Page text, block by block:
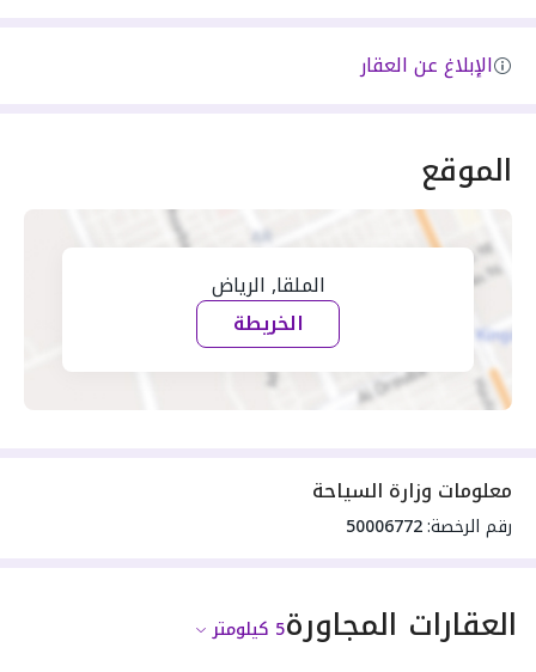
الإبلاغ عن العقار
الموقع
الملقا, الرياض
الخريطة
معلومات وزارة السياحة
رقم الرخصة:50006772
العقارات المجاورة5 كيلومتر